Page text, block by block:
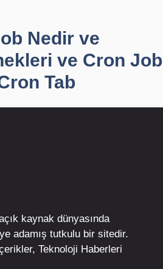
Nedir ve
ve Cron Job
Tab
kaynak dünyasında
adamış tutkulu bir sitedir.
Teknoloji Haberleri